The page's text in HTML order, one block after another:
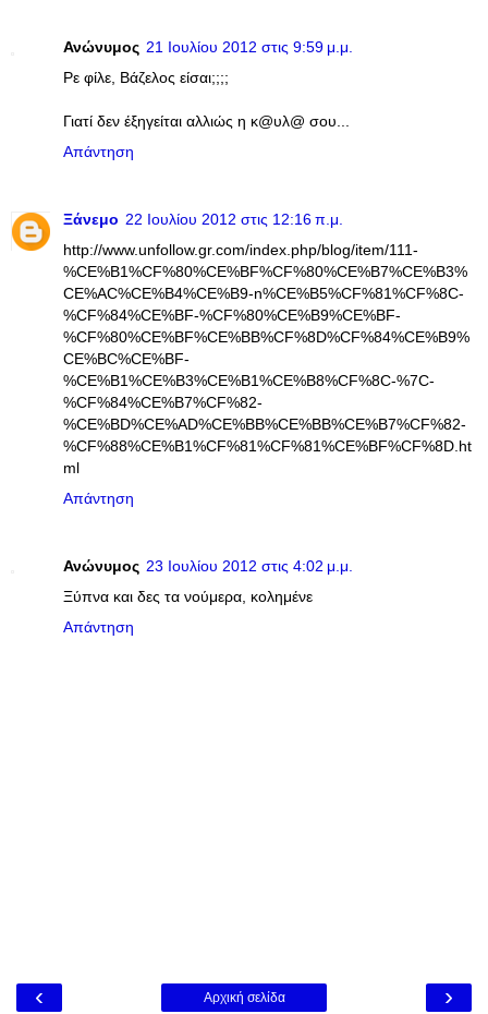
Ανώνυμος 21 Ιουλίου 2012 στις 9:59 μ.μ.
Ρε φίλε, Βάζελος είσαι;;;;
Γιατί δεν έξηγείται αλλιώς η κ@υλ@ σου...
Απάντηση
Ξάνεμο 22 Ιουλίου 2012 στις 12:16 π.μ.
http://www.unfollow.gr.com/index.php/blog/item/111-
%CE%B1%CF%80%CE%BF%CF%80%CE%B7%CE%B3%
CE%AC%CE%B4%CE%B9-n%CE%B5%CF%81%CF%8C-
%CF%84%CE%BF-%CF%80%CE%B9%CE%BF-
%CF%80%CE%BF%CE%BB%CF%8D%CF%84%CE%B9%
CE%BC%CE%BF-
%CE%B1%CE%B3%CE%B1%CE%B8%CF%8C-%7C-
%CF%84%CE%B7%CF%82-
%CE%BD%CE%AD%CE%BB%CE%BB%CE%B7%CF%82-
%CF%88%CE%B1%CF%81%CF%81%CE%BF%CF%8D.ht
ml
Απάντηση
Ανώνυμος 23 Ιουλίου 2012 στις 4:02 μ.μ.
Ξύπνα και δες τα νούμερα, κολημένε
Απάντηση
‹ ›
Αρχική σελίδα